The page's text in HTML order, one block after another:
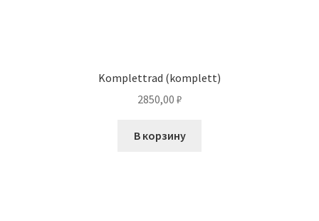
Komplettrad (komplett)
2850,00 ₽
В корзину